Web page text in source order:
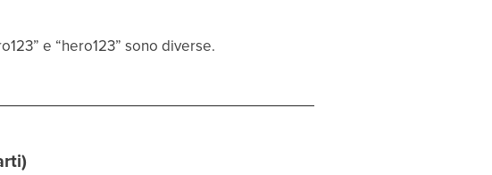
e “hero123” sono diverse.